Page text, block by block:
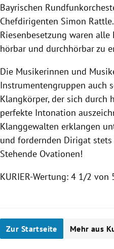
Bayrischen
Chefdirigenten Simon
Riesenbesetzung waren
hörbar und durchhörbar zu
Die Musikerinnen und
Instrumentengruppen auch
Klangkörper, der sich durch
perfekte Intonation
Klanggewalten erklangen
und fordernden Dirigat
Stehende Ovationen!
KURIER-Wertung: 4 1/2 von
Zur Startseite Mehr aus